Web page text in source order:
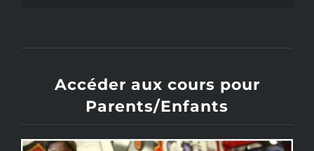
Accéder aux cours pour
Parents/Enfants